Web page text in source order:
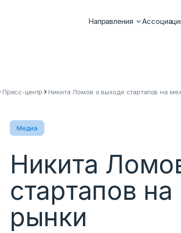
Направления
Пресс-центр Никита Ломов о выходе стартапов на
Медиа
Никита
стартапов
рынки